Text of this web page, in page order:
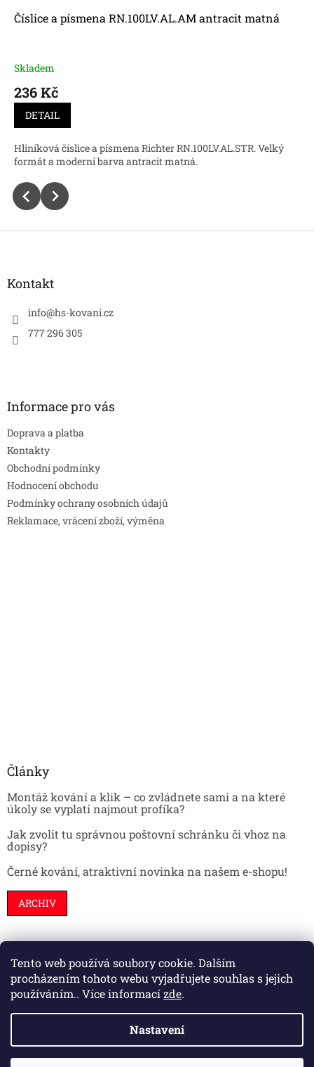
Tento web používá soubory cookie. Dalším
procházením tohoto webu vyjadřujete souhlas s jejich
používáním.. Více informacízde.
Nastavení
Číslice a písmena RN.100LV.AL.AM antracit matná
Skladem
236 Kč
DETAIL
Hliníková číslice a písmena Richter RN.100LV.AL.STR. Velký
formát a moderní barva antracit matná.
Z
Kontakt
info@hs-kovani.cz
777 296 305
Informace pro vás
Doprava a platba
Kontakty
Obchodní podmínky
Hodnocení obchodu
Podmínky ochrany osobních údajů
Reklamace, vrácení zboží, výměna
Články
Montáž kování a klik – co zvládnete sami a na které
úkoly se vyplatí najmout profíka?
Jak zvolit tu správnou poštovní schránku či vhoz na
dopisy?
Černé kování, atraktivní novinka na našem e-shopu!
ARCHIV
Stavební pouzdra Interiéry Dveře
Vytvořil Shoptet